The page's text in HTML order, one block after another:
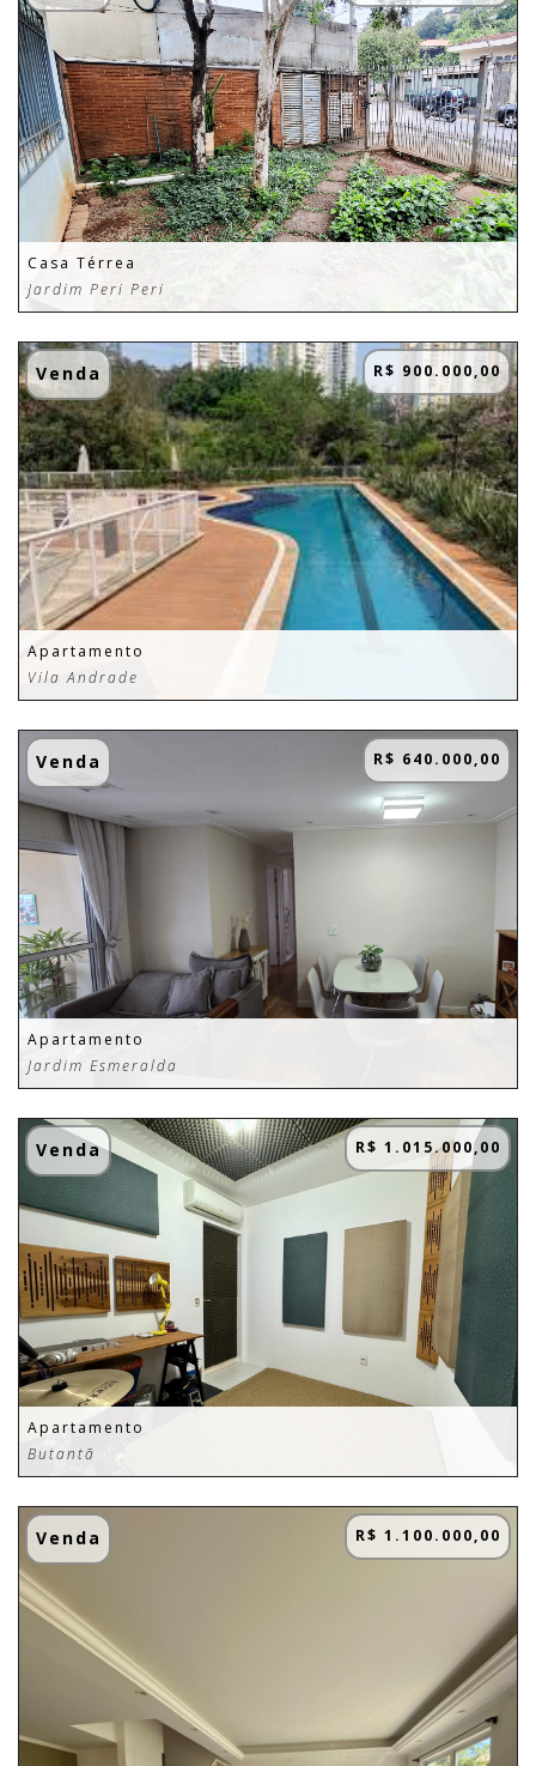
Casa Térrea
Jardim Peri Peri
Venda R$ 900.000,00
Apartamento
Vila Andrade
Venda R$ 640.000,00
Apartamento
Jardim Esmeralda
Venda R$ 1.015.000,00
Apartamento
Butantã
Venda R$ 1.100.000,00